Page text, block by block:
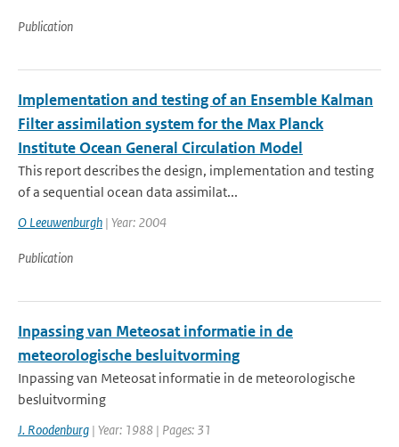
Publication
Implementation and testing of an Ensemble Kalman
Filter assimilation system for the Max Planck
Institute Ocean General Circulation Model
This report describes the design, implementation and testing
of a sequential ocean data assimilat...
O Leeuwenburgh | Year: 2004
Publication
Inpassing van Meteosat informatie in de
meteorologische besluitvorming
Inpassing van Meteosat informatie in de meteorologische
besluitvorming
J. Roodenburg | Year: 1988 | Pages: 31